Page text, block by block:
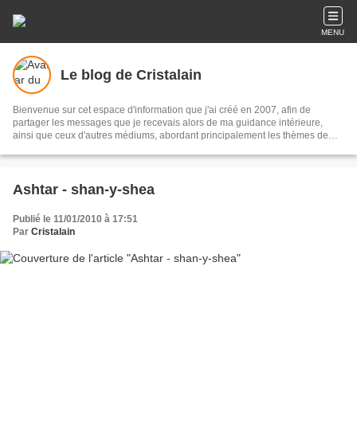
MENU
Le blog de Cristalain
Bienvenue sur cet espace d'information que j'ai créé en 2007, afin de
partager les messages que je recevais alors de ma guidance intérieure,
ainsi que ceux d'autres médiums, abordant principalement les thèmes de
influences à travers le temps sur notre humanité par des races
Ashtar - shan-y-shea
Publié le 11/01/2010 à 17:51
Par Cristalain